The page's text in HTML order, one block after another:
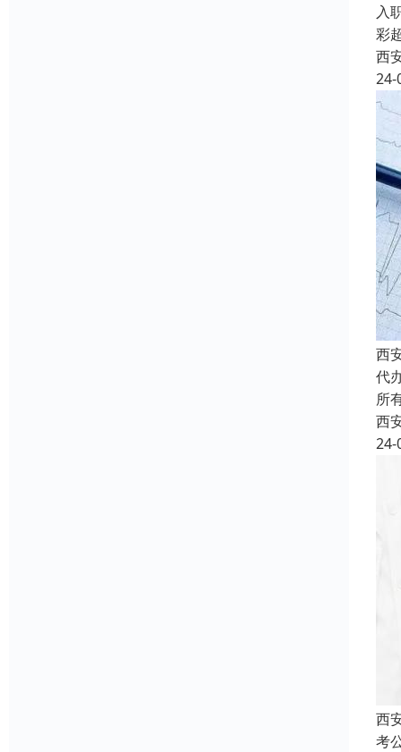
入
彩
西
24-
西
代
所
西
24-
西
考